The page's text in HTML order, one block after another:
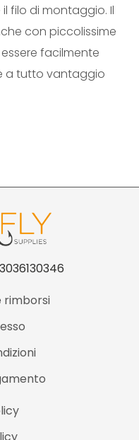
filo di montaggio. Il
con piccolissime
facilmente
a tutto vantaggio
rimborsi